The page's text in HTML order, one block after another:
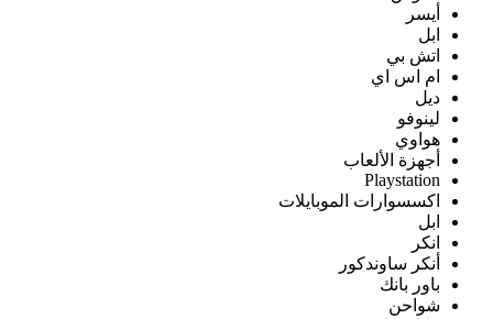
أيسر
ابل
اتش بي
ام اس اي
ديل
لينوفو
هواوي
أجهزة الألعاب
Playstation
اكسسوارات الموبايلات
ابل
انكر
أنكر ساوندكور
باور بانك
شواحن